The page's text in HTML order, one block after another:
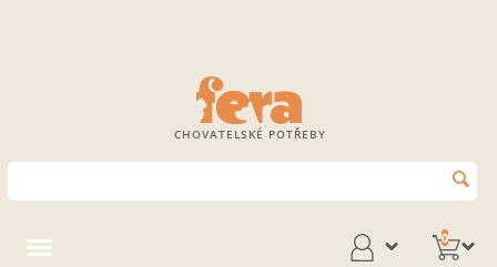
CHOVATELSKÉ POTŘEBY
0